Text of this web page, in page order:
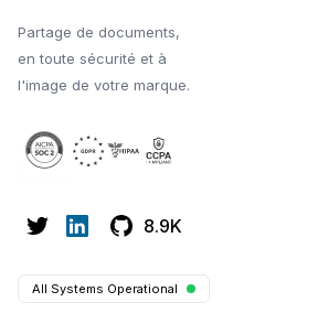
Partage de documents,
en toute sécurité et à
l'image de votre marque.
8.9K
All Systems Operational